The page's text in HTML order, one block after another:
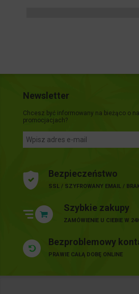
Newsletter
Chcesz być informowany na bieżąco o
promocjacjach?
Bezpieczeństwo
SSL / SZYFROWANY EMAIL /
Szybkie zakupy
ZAMÓWIENIE U CIEBIE W
Bezproblemowy
PRAWIE CAŁĄ DOBĘ ONLINE